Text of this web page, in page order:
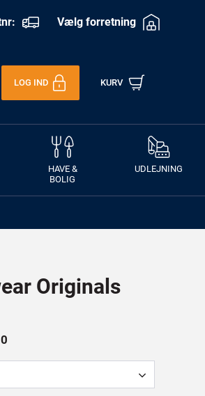
Vælg forretning
LOG IND KURV
HAVE &
BOLIG
UDLEJNING
Originals